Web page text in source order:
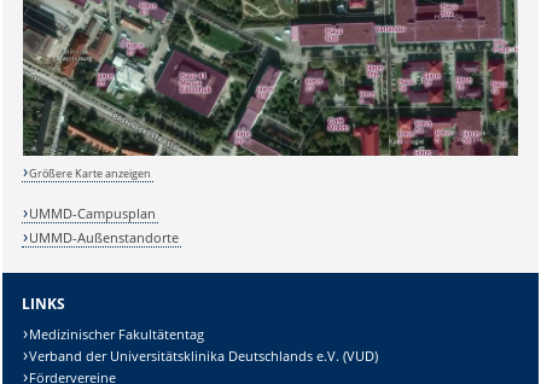
Sicherheitsabfrage:
Größere Karte anzeigen
UMMD-Campusplan
UMMD-Außenstandorte
LINKS
Medizinischer Fakultätentag
Verband der Universitätsklinika Deutschlands e.V. (VUD)
Fördervereine